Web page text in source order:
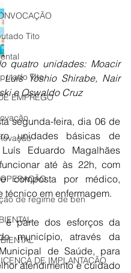
Tito
Tito
EMPREGO
de regime de ben
DE IMPLANTAÇÃO
quatro unidades: Moacir
Luís Yoshio Shirabe, Nair
e Oswaldo Cruz
segunda-feira, dia 06 de
unidades básicas de
Eduardo Magalhães
até às 22h, com
composta por médico,
técnico em enfermagem.
é parte dos esforços da
município, através da
de Saúde, para
atendimento e cuidado